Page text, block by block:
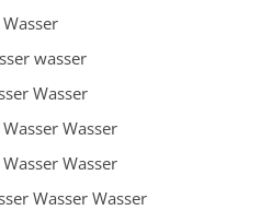
Wasser
wasser
Wasser
Wasser
Wasser
Wasser Wasser